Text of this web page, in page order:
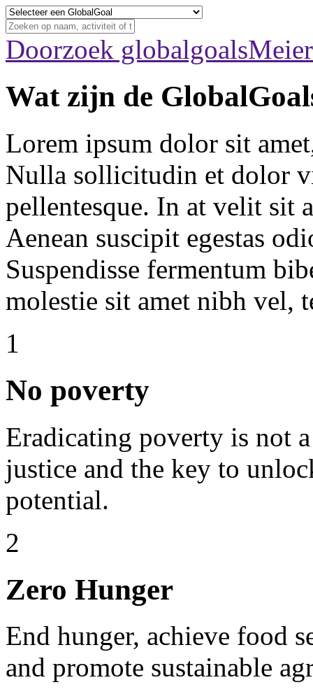
Doorzoek globalgoals
Wat zijn de
Lorem ipsum dolor sit
Nulla sollicitudin et dolor
pellentesque. In at velit sit
Aenean suscipit egestas
Suspendisse fermentum
molestie sit amet nibh vel,
1
No poverty
Eradicating poverty is not
justice and the key to
potential.
2
Zero Hunger
End hunger, achieve food
and promote sustainable